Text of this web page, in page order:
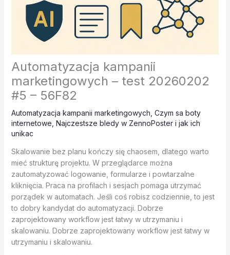
Automatyzacja kampanii
marketingowych – test 20260202
#5 – 56F82
Automatyzacja kampanii marketingowych Czym sa boty
internetowe Najczestsze bledy w ZennoPoster i jak ich
unikac
Skalowanie bez planu kończy się chaosem, dlatego warto
mieć strukturę projektu. W przeglądarce można
zautomatyzować logowanie, formularze i powtarzalne
kliknięcia. Praca na profilach i sesjach pomaga utrzymać
porządek w automatach. Jeśli coś robisz codziennie, to jest
to dobry kandydat do automatyzacji. Dobrze
zaprojektowany workflow jest łatwy w utrzymaniu i
skalowaniu. Dobrze zaprojektowany workflow jest łatwy w
utrzymaniu i skalowaniu.